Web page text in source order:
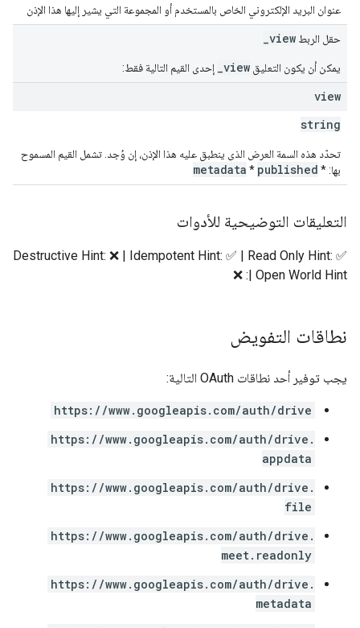
عنوان البريد الإلكتروني الخاص بالمستخدم أو المجموعة التي يشير إليها هذا الإذن
حقل الربط _view
يمكن أن يكون التعليق _view إحدى القيم التالية فقط:
view
string
تحدّد هذه السمة العرض الذي ينطبق عليه هذا الإذن، إن وُجد. تشمل القيم المسموح
بها: * published
*
metadata
التعليقات التوضيحية للأدوات
Destructive Hint: ❌ | Idempotent Hint: ✅ | Read Only Hint: ✅
| Open World Hint: ❌
نطاقات التفويض
يجب توفير أحد نطاقات OAuth التالية:
https://www.googleapis.com/auth/drive
https://www.googleapis.com/auth/drive.
appdata
https://www.googleapis.com/auth/drive.
file
https://www.googleapis.com/auth/drive.
meet.readonly
https://www.googleapis.com/auth/drive.
metadata